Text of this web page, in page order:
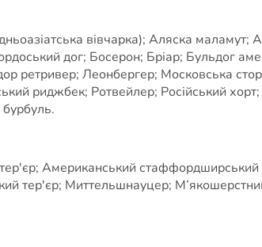
вівчарка); Аляска
дог; Босерон; Бріар; Бульдог
ретривер; Леонбергер; Московська
риджбек; Ротвейлер; Російський
Американський стаффордширський
тер'єр; Миттельшнауцер;